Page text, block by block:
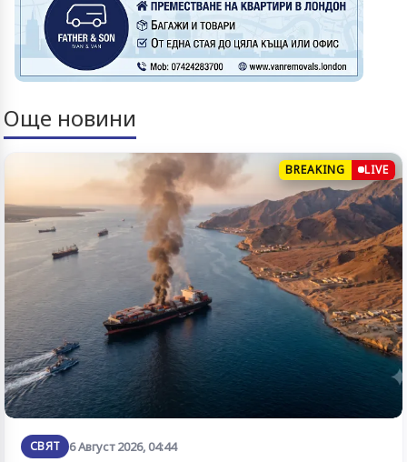
Още новини
BREAKING LIVE
СВЯТ 6 Август 2026, 04:44